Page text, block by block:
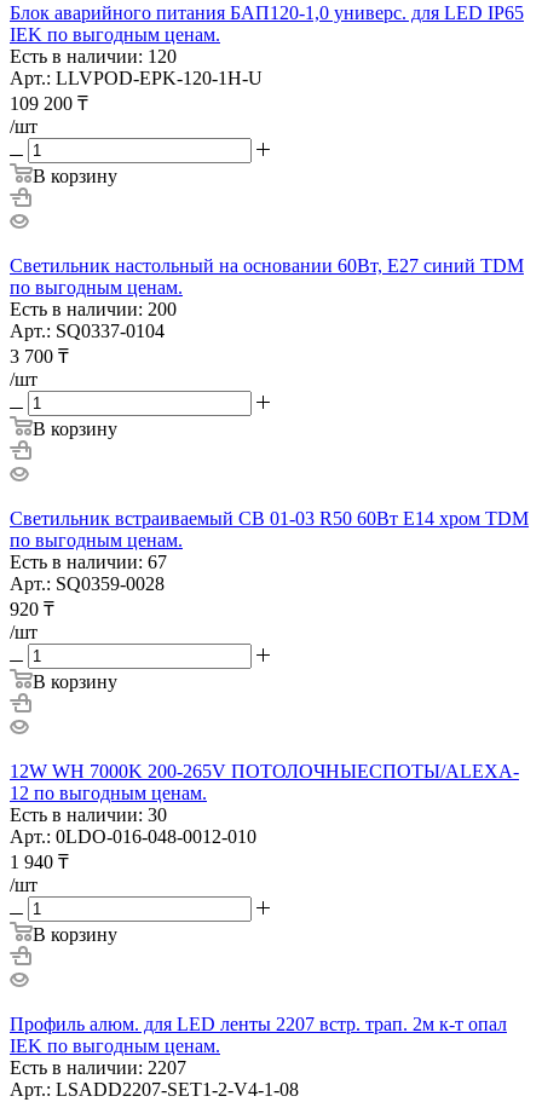
Блок аварийного питания БАП120-1,0 универс. для LED IP65
IEK по выгодным ценам.
Есть в наличии: 120
Арт.: LLVPOD-EPK-120-1H-U
109 200 ₸
/шт
В корзину
Светильник настольный на основании 60Вт, E27 синий TDM
по выгодным ценам.
Есть в наличии: 200
Арт.: SQ0337-0104
3 700 ₸
/шт
В корзину
Светильник встраиваемый СВ 01-03 R50 60Вт Е14 хром TDM
по выгодным ценам.
Есть в наличии: 67
Арт.: SQ0359-0028
920 ₸
/шт
В корзину
12W WH 7000K 200-265V ПОТОЛОЧНЫЕСПОТЫ/ALEXA-
12 по выгодным ценам.
Есть в наличии: 30
Арт.: 0LDO-016-048-0012-010
1 940 ₸
/шт
В корзину
Профиль алюм. для LED ленты 2207 встр. трап. 2м к-т опал
IEK по выгодным ценам.
Есть в наличии: 2207
Арт.: LSADD2207-SET1-2-V4-1-08